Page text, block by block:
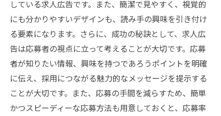
している求人広告です。また、簡潔で見やすく、視覚的
にも分かりやすいデザインも、読み手の興味を引き付け
る要素になります。さらに、成功の秘訣として、求人広
告は応募者の視点に立って考えることが大切です。応募
者が知りたい情報、興味を持つであろうポイントを明確
に伝え、採用につながる魅力的なメッセージを提示する
ことが大切です。また、応募の手間を減らすため、簡単
かつスピーディーな応募方法も用意しておくと、応募率